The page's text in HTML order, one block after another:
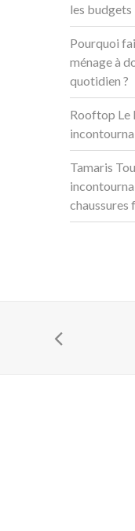
les budgets
Pourquoi
ménage à
quotidien ?
Rooftop Le
Tamaris
chaussures